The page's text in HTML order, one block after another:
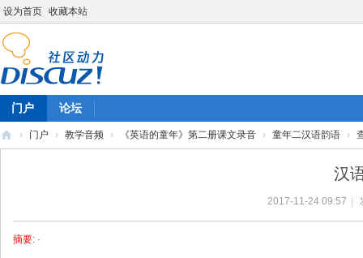
设为首页 收藏本站
门户 论坛
› 门户 › 教学音频 › 《英语的童年》第二册课文录音 › 童年二汉语韵语 ›
汉
2017-11-24 09:57
摘要: ·